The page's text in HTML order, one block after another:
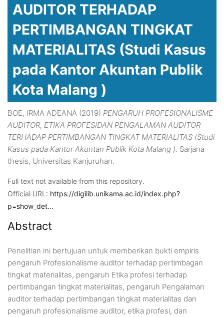
AUDITOR TERHADAP
PERTIMBANGAN TINGKAT
MATERIALITAS (Studi Kasus
pada Kantor Akuntan Publik
Kota Malang )
BOE, IRMA ADEANA (2019) PENGARUH PROFESIONALISME
AUDITOR, ETIKA PROFESIDAN PENGALAMAN AUDITOR
TERHADAP PERTIMBANGAN TINGKAT MATERIALITAS (Studi
Kasus pada Kantor Akuntan Publik Kota Malang ). Sarjana
thesis, Universitas Kanjuruhan.
Full text not available from this repository.
Official URL: https://digilib.unikama.ac.id/index.php?
p=show_det...
Abstract
Penelitian ini bertujuan untuk memberikan bukti empiris
pengaruh Profesionalisme auditor terhadap pertimbagan
tingkat materialitas, pengaruh Etika profesi terhadap
pertimbangan tingkat materialitas, pengaruh Pengalaman
auditor terhadap pertimbangan tingkat materialitas dan
pengaruh profesionalisme auditor, etika profesi, dan